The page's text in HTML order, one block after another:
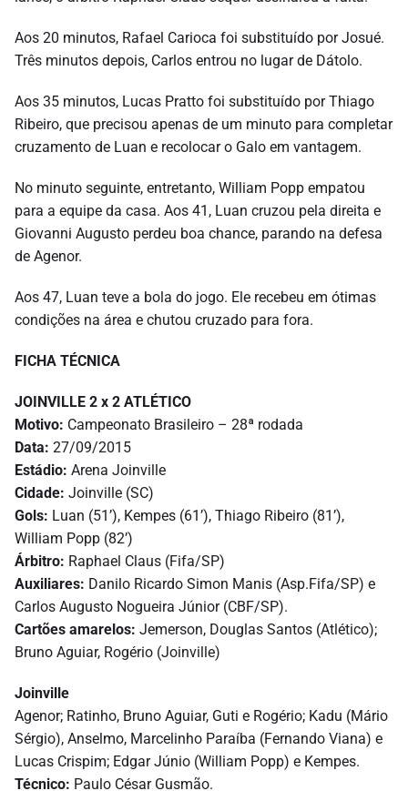
Aos 20 minutos, Rafael Carioca foi substituído por Josué.
Três minutos depois, Carlos entrou no lugar de Dátolo.
Aos 35 minutos, Lucas Pratto foi substituído por Thiago
Ribeiro, que precisou apenas de um minuto para completar
cruzamento de Luan e recolocar o Galo em vantagem.
No minuto seguinte, entretanto, William Popp empatou
para a equipe da casa. Aos 41, Luan cruzou pela direita e
Giovanni Augusto perdeu boa chance, parando na defesa
de Agenor.
Aos 47, Luan teve a bola do jogo. Ele recebeu em ótimas
condições na área e chutou cruzado para fora.
FICHA TÉCNICA
JOINVILLE 2 x 2 ATLÉTICO
Motivo: Campeonato Brasileiro – 28ª rodada
Data: 27/09/2015
Estádio: Arena Joinville
Cidade: Joinville (SC)
Gols: Luan (51’), Kempes (61’), Thiago Ribeiro (81’),
William Popp (82’)
Árbitro: Raphael Claus (Fifa/SP)
Auxiliares: Danilo Ricardo Simon Manis (Asp.Fifa/SP) e
Carlos Augusto Nogueira Júnior (CBF/SP).
Cartões amarelos: Jemerson, Douglas Santos (Atlético);
Bruno Aguiar, Rogério (Joinville)
Joinville
Agenor; Ratinho, Bruno Aguiar, Guti e Rogério; Kadu (Mário
Sérgio), Anselmo, Marcelinho Paraíba (Fernando Viana) e
Lucas Crispim; Edgar Júnio (William Popp) e Kempes.
Técnico: Paulo César Gusmão.